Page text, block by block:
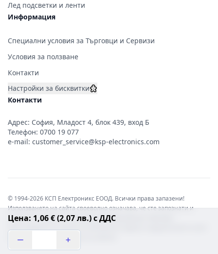
Цена: 1,06 € (2,07 лв.) с ДДС
Лед подсветки и ленти
Информация
Специални условия за Търговци и Сервизи
Условия за ползване
Контакти
Настройки за бисквитки
Контакти
Адрес: София, Младост 4, блок 439, вход Б
Телефон: 0700 19 077
e-mail: customer_service@ksp-electronics.com
© 1994-2026 КСП Електроникс ЕООД. Всички права запазени!
Използването на сайта своеволно означава, че сте запознати и
съгласни с правната информация обвързваща софтуера.
отговорност с цялата сила на закона!